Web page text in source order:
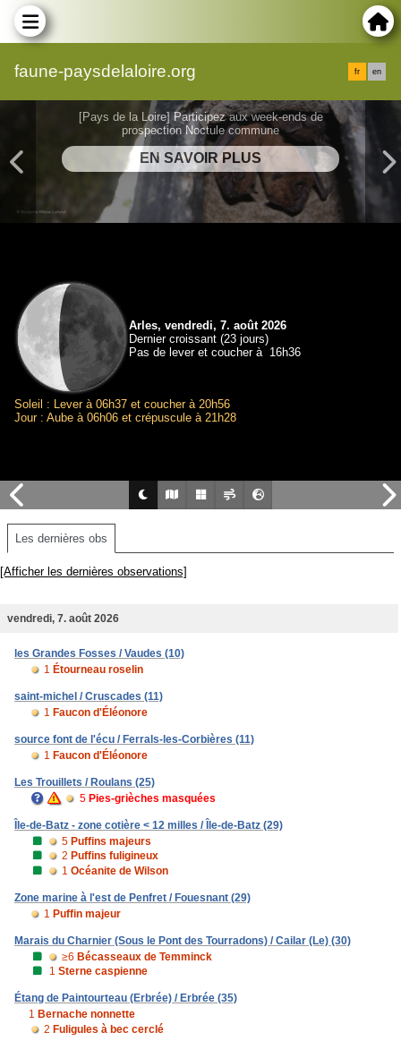
faune-paysdelaloire.org fr en
[Pays de la Loire] Participez aux week-ends de
prospection Noctule commune
Arles, vendredi, 7. août 2026
Dernier croissant (23 jours)
Pas de lever et coucher à 16h36
Soleil : Lever à 06h37 et coucher à 20h56
Jour : Aube à 06h06 et crépuscule à 21h28
Les dernières obs
[Afficher les dernières observations]
vendredi, 7. août 2026
les Grandes Fosses / Vaudes (10)
1 Étourneau roselin
saint-michel / Cruscades (11)
1 Faucon d'Éléonore
source font de l'écu / Ferrals-les-Corbières (11)
1 Faucon d'Éléonore
Les Trouillets / Roulans (25)
5 Pies-grièches masquées
Île-de-Batz - zone cotière < 12 milles / Île-de-Batz (29)
5 Puffins majeurs
2 Puffins fuligineux
1 Océanite de Wilson
Zone marine à l'est de Penfret / Fouesnant (29)
1 Puffin majeur
Marais du Charnier (Sous le Pont des Tourradons) / Cailar (Le) (30)
≥6 Bécasseaux de Temminck
1 Sterne caspienne
Étang de Paintourteau (Erbrée) / Erbrée (35)
1 Bernache nonnette
2 Fuligules à bec cerclé